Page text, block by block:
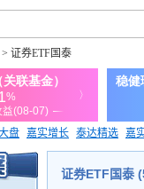
> 证券ETF国泰
盘 嘉实增长 泰达精选 嘉
价值ETF
证券ETF国泰